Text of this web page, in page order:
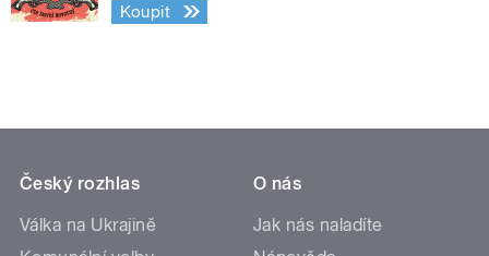
Koupit
Český rozhlas
Válka na Ukrajině
O nás
Jak nás naladíte